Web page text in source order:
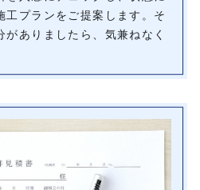
工プランをご提案します。そ
ありましたら、気兼ねなく